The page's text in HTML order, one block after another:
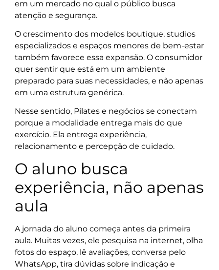
em um mercado no qual o público busca
atenção e segurança.
O crescimento dos modelos boutique, studios
especializados e espaços menores de bem-estar
também favorece essa expansão. O consumidor
quer sentir que está em um ambiente
preparado para suas necessidades, e não apenas
em uma estrutura genérica.
Nesse sentido, Pilates e negócios se conectam
porque a modalidade entrega mais do que
exercício. Ela entrega experiência,
relacionamento e percepção de cuidado.
O aluno busca
experiência, não apenas
aula
A jornada do aluno começa antes da primeira
aula. Muitas vezes, ele pesquisa na internet, olha
fotos do espaço, lê avaliações, conversa pelo
WhatsApp, tira dúvidas sobre indicação e